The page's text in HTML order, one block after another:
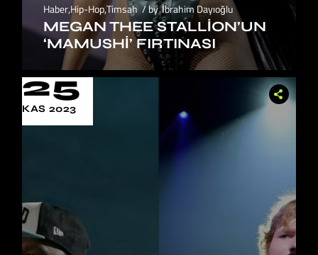
Haber,Hip-Hop,Timsah by İbrahim Dayıoğlu
MEGAN THEE STALLION’UN
‘MAMUSHI’ FIRTINASI
25
KAS 2023